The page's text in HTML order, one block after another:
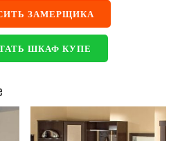
ЗАМЕРЩИКА
ШКАФ КУПЕ